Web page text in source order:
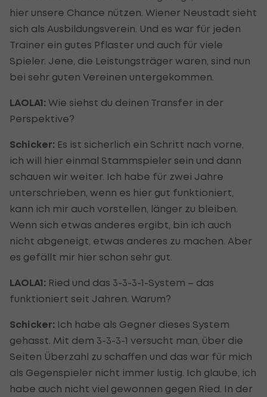
hier unsere Chance nützen. Wiener Neustadt sieht
sich als Ausbildungsverein. Und es war für jeden
Trainer ein gutes Pflaster und auch für viele
Spieler. Jene, die Leistungsträger waren, sind nun
bei sehr guten Vereinen untergekommen.
LAOLA1: Wie siehst du deinen Transfer in der
Perspektive?
Schicker: Es ist sicherlich ein Schritt nach vorne,
ich will hier einmal Stammspieler sein und dann
schauen wir weiter. Ich habe für zwei Jahre
unterschrieben, wenn es hier gut funktioniert,
kann ich mir auch vorstellen, länger zu bleiben.
Wenn sich etwas anderes ergibt, bin ich auch
nicht abgeneigt, etwas anderes zu machen. Aber
es gefällt mir hier schon sehr gut.
LAOLA1: Ried und das 3-3-3-1-System – das
funktioniert seit Jahren. Warum?
Schicker: Ich habe als Gegner dieses System
gehasst. Mit dem 3-3-3-1 versucht man, über die
Seiten Überzahl zu schaffen und das war für mich
als Gegenspieler nicht immer lustig. Ich glaube, ich
habe auch nicht viel gewonnen gegen Ried. In der